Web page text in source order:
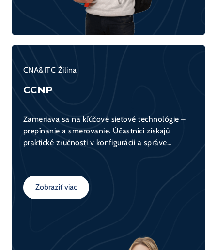
CNA&ITC Žilina
CCNP
Zameriava sa na kľúčové sieťové technológie –
prepínanie a smerovanie. Účastníci získajú
praktické zručnosti v konfigurácii a správe
sieťach. Kurz tvorí základ pre všetkých, ktorí sa
chcú venovať sieťovým technológiám.
Zobraziť viac